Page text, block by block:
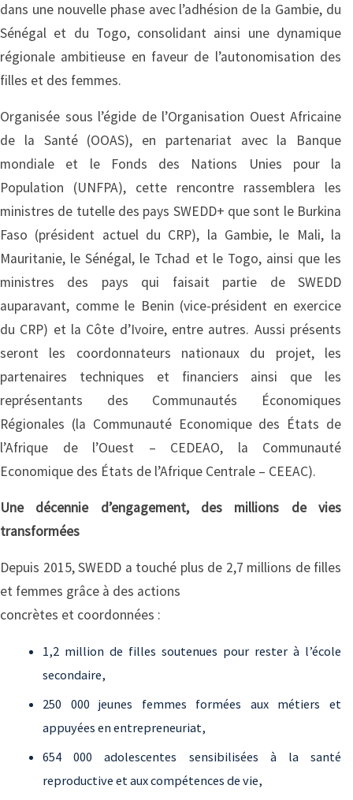
dans une nouvelle phase avec l’adhésion de la Gambie, du
Sénégal et du Togo, consolidant ainsi une dynamique
régionale ambitieuse en faveur de l’autonomisation des
filles et des femmes.
Organisée sous l’égide de l’Organisation Ouest Africaine
de la Santé (OOAS), en partenariat avec la Banque
mondiale et le Fonds des Nations Unies pour la
Population (UNFPA), cette rencontre rassemblera les
ministres de tutelle des pays SWEDD+ que sont le Burkina
Faso (président actuel du CRP), la Gambie, le Mali, la
Mauritanie, le Sénégal, le Tchad et le Togo, ainsi que les
ministres des pays qui faisait partie de SWEDD
auparavant, comme le Benin (vice-président en exercice
du CRP) et la Côte d’Ivoire, entre autres. Aussi présents
seront les coordonnateurs nationaux du projet, les
partenaires techniques et financiers ainsi que les
représentants des Communautés Économiques
Régionales (la Communauté Economique des États de
l’Afrique de l’Ouest – CEDEAO, la Communauté
Economique des États de l’Afrique Centrale – CEEAC).
Une décennie d’engagement, des millions de vies
transformées
Depuis 2015, SWEDD a touché plus de 2,7 millions de filles
et femmes grâce à des actions
concrètes et coordonnées :
1,2 million de filles soutenues pour rester à l’école
secondaire,
250 000 jeunes femmes formées aux métiers et
appuyées en entrepreneuriat,
654 000 adolescentes sensibilisées à la santé
reproductive et aux compétences de vie,